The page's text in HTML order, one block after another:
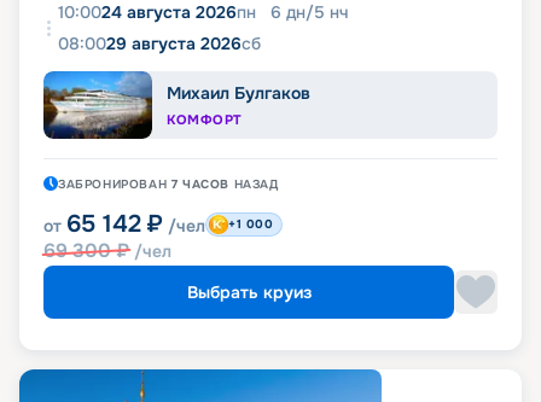
10:0024 августа 2026пн 6 дн/5 нч
08:0029 августа 2026сб
Михаил Булгаков
КОМФОРТ
ЗАБРОНИРОВАН 7 ЧАСОВ НАЗАД
от 65 142 ₽ /чел
69 300₽ /чел
+1 000
Выбрать круиз